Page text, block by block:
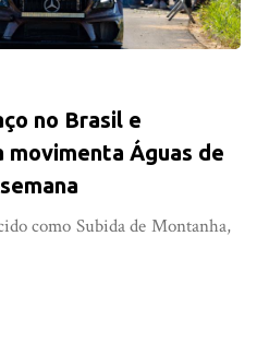
no Brasil e
movimenta Águas de
como Subida de Montanha,